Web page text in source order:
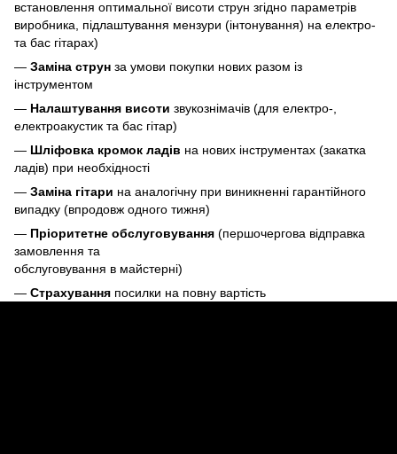
встановлення оптимальної висоти струн згідно параметрів
виробника, підлаштування мензури (інтонування) на електро-
та бас гітарах)
— Заміна струн за умови покупки нових разом із
інструментом
— Налаштування висоти звукознімачів (для електро-,
електроакустик та бас гітар)
— Шліфовка кромок ладів на нових інструментах (закатка
ладів) при необхідності
— Заміна гітари на аналогічну при виникненні гарантійного
випадку (впродовж одного тижня)
— Пріоритетне обслуговування (першочергова відправка
замовлення та
обслуговування в майстерні)
— Страхування посилки на повну вартість